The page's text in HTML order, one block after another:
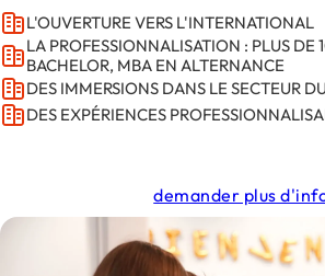
L'OUVERTURE VERS L'INTERNATIONAL
LA PROFESSIONNALISATION : PLUS DE
BACHELOR, MBA EN ALTERNANCE
DES IMMERSIONS DANS LE SECTEUR
DES EXPÉRIENCES
demander plus